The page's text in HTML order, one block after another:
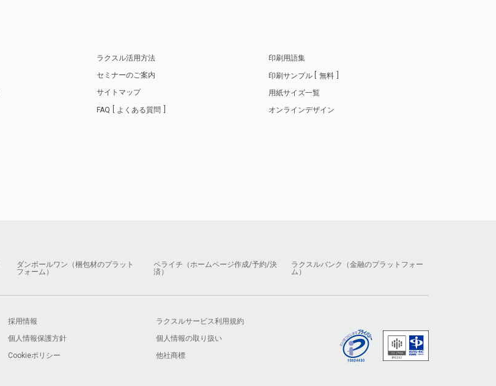
ラクスル活用方法
セミナーのご案内
サイトマップ
FAQ よくある質問
印刷用語集
印刷サンプル
無料
用紙サイズ一覧
オンラインデザイン
ダンボールワン（梱包材のプラット
フォーム）
ペライチ（ホームページ作成/予約/決
済）
ラクスルバンク（金融のプラットフォー
ム）
採用情報
ラクスルサービス利用規約
個人情報保護方針
個人情報の取り扱い
Cookieポリシー
他社商標